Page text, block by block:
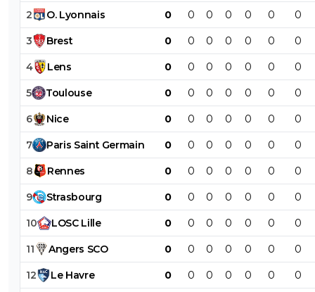
2 O. Lyonnais 0 0 0 0 0 0 0
3 Brest 0 0 0 0 0 0 0
4 Lens 0 0 0 0 0 0 0
5 Toulouse 0 0 0 0 0 0 0
6 Nice 0 0 0 0 0 0 0
7 Paris Saint Germain 0 0 0 0 0 0 0
8 Rennes 0 0 0 0 0 0 0
9 Strasbourg 0 0 0 0 0 0 0
10 LOSC Lille 0 0 0 0 0 0 0
11 Angers SCO 0 0 0 0 0 0 0
12 Le Havre 0 0 0 0 0 0 0